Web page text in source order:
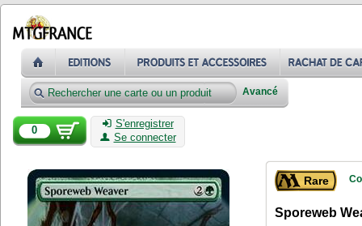
Avancé
0
S'enregistrer
Se connecter
Rare
Sporeweb